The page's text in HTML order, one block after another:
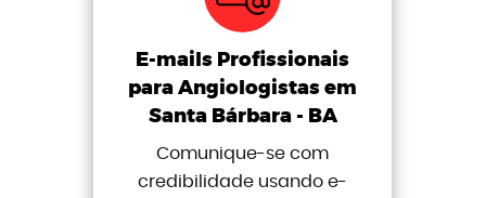
E-mails Profissionais
para Angiologistas em
Santa Bárbara - BA
Comunique-se com
credibilidade usando e-